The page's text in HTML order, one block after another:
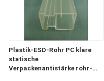
Plastik-ESD-Rohr PC klare
statische
Verpackenantistärke rohr-